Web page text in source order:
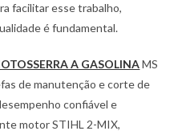
facilitar esse trabalho,
é fundamental.
A GASOLINAMS
de manutenção e corte de
confiável e
motor STIHL 2-MIX,